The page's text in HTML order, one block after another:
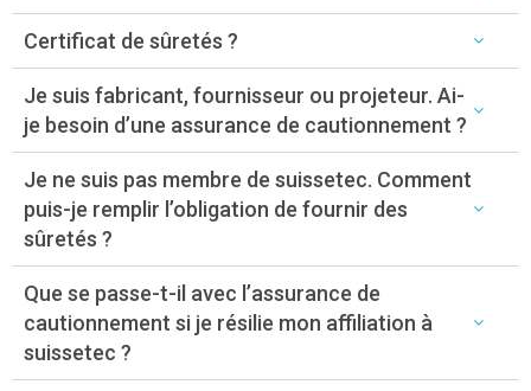
Certificat de sûretés ?
Je suis fabricant, fournisseur ou projeteur. Ai-
je besoin d’une assurance de cautionnement ?
Je ne suis pas membre de suissetec. Comment
puis-je remplir l’obligation de fournir des
sûretés ?
Que se passe-t-il avec l’assurance de
cautionnement si je résilie mon affiliation à
suissetec ?